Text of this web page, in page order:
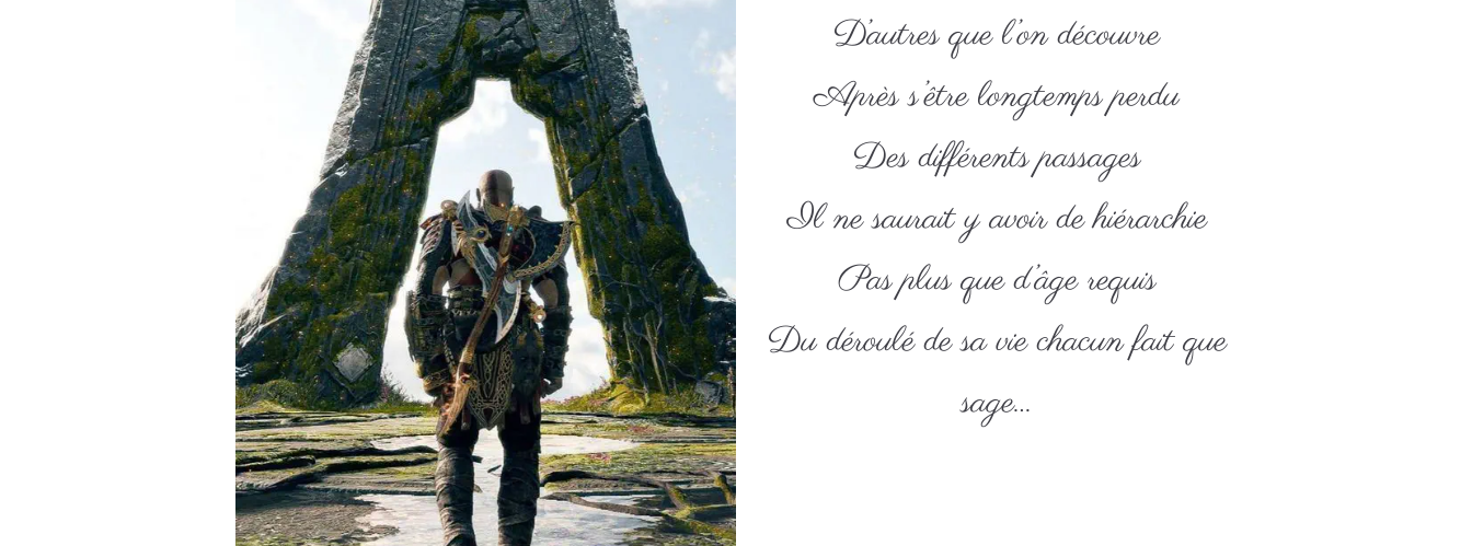
D’autres que l’on découvre
Après s’être longtemps perdu
Des différents passages
Il ne saurait y avoir de hiérarchie
Pas plus que d’âge requis
Du déroulé de sa vie chacun fait que
sage…